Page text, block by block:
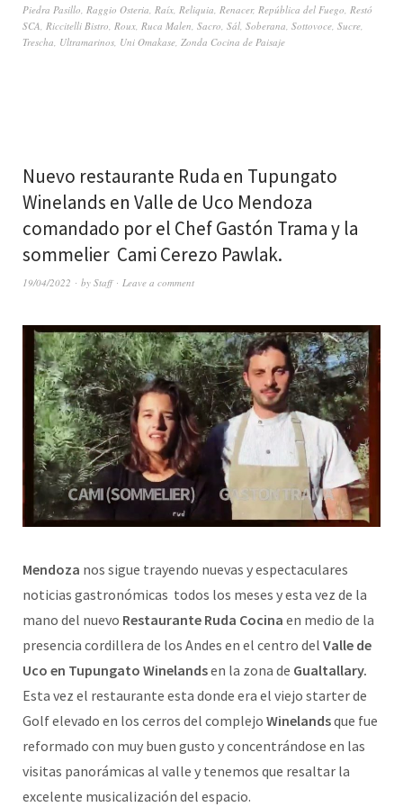
Piedra Pasillo, Raggio Osteria, Raíx, Reliquia, Renacer, República del Fuego, Restó
SCA, Riccitelli Bistro, Roux, Ruca Malen, Sacro, Sál, Soberana, Sottovoce, Sucre,
Trescha, Ultramarinos, Uni Omakase, Zonda Cocina de Paisaje
Nuevo restaurante Ruda en Tupungato
Winelands en Valle de Uco Mendoza
comandado por el Chef Gastón Trama y la
sommelier Cami Cerezo Pawlak.
19/04/2022 by Staff Leave a comment
Mendoza nos sigue trayendo nuevas y espectaculares
noticias gastronómicas todos los meses y esta vez de la
mano del nuevo Restaurante Ruda Cocina en medio de la
presencia cordillera de los Andes en el centro del Valle de
Uco en Tupungato Winelandsen la zona de Gualtallary.
Esta vez el restaurante esta donde era el viejo starter de
Golf elevado en los cerros del complejo Winelandsque fue
reformado con muy buen gusto y concentrándose en las
visitas panorámicas al valle y tenemos que resaltar la
excelente musicalización del espacio.